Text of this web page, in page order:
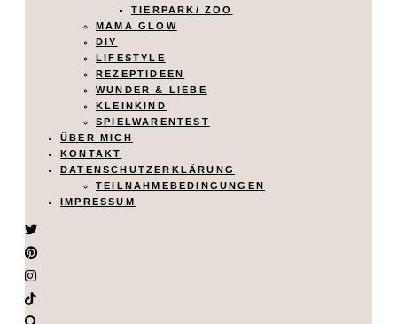
TIERPARK/ ZOO
MAMA GLOW
DIY
LIFESTYLE
REZEPTIDEEN
WUNDER & LIEBE
KLEINKIND
SPIELWARENTEST
ÜBER MICH
KONTAKT
DATENSCHUTZERKLÄRUNG
TEILNAHMEBEDINGUNGEN
IMPRESSUM